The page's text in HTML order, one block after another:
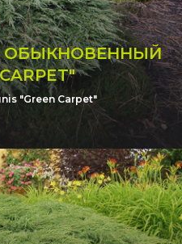
"Green Carpet"